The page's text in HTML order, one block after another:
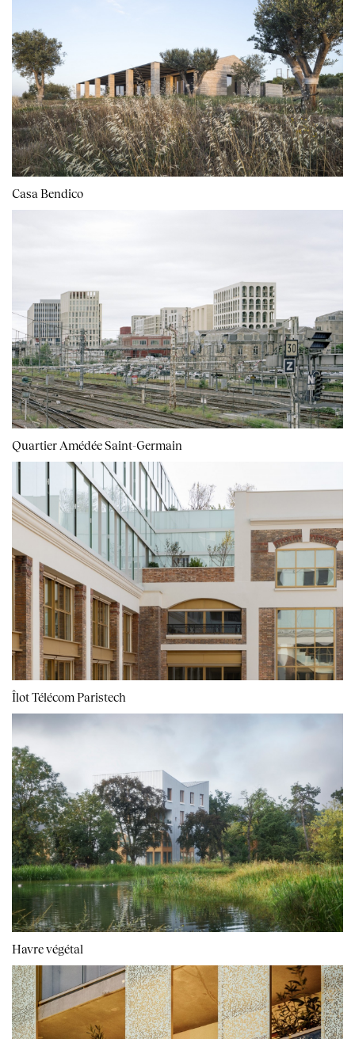
Casa Bendico
Quartier Amédée Saint-Germain
Îlot Télécom Paristech
Havre végétal